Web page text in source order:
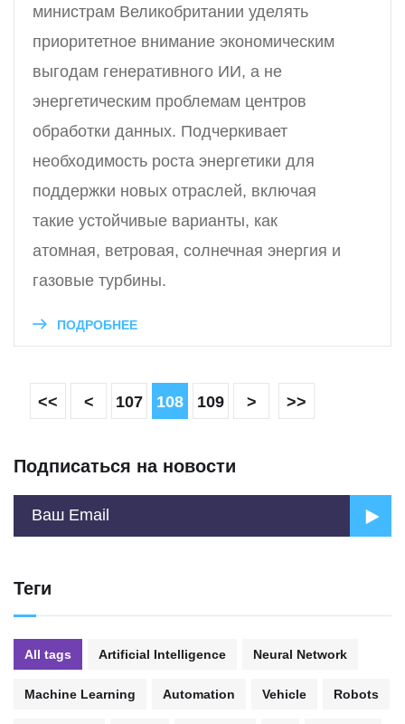
министрам Великобритании уделять
приоритетное внимание экономическим
выгодам генеративного ИИ, а не
энергетическим проблемам центров
обработки данных. Подчеркивает
необходимость роста энергетики для
поддержки новых отраслей, включая
такие устойчивые варианты, как
атомная, ветровая, солнечная энергия и
газовые турбины.
ПОДРОБНЕЕ
<< < 107 108 109 > >>
Подписаться на новости
Теги
All tags Artificial Intelligence Neural Network
Machine Learning Automation Vehicle Robots